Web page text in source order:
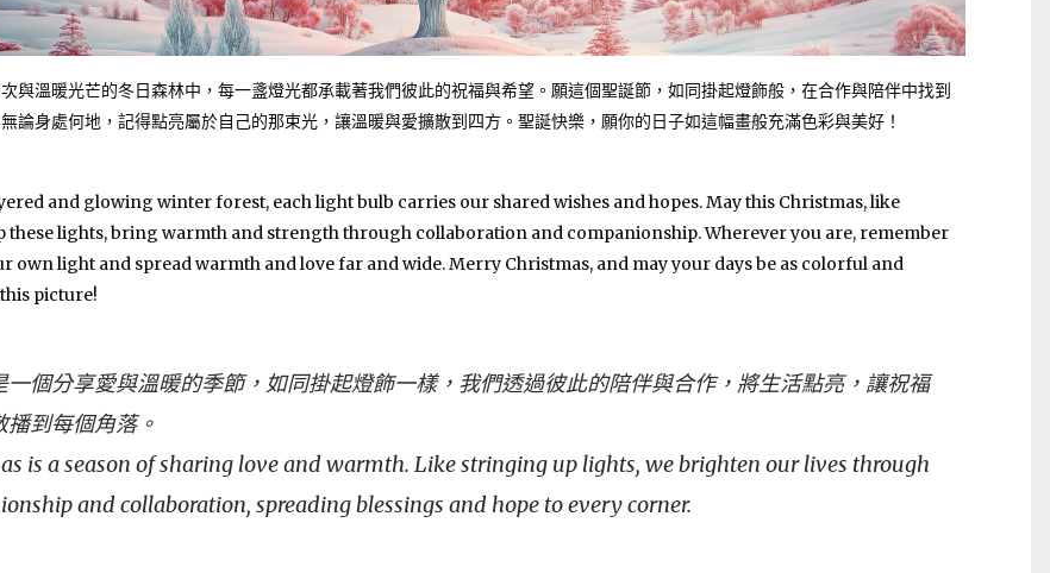
與溫暖光芒的冬日森林中，每一盞燈光都承載著我們彼此的祝福與希望。願這個聖誕節，如同掛起燈飾般，在合作與陪伴中找到
論身處何地，記得點亮屬於自己的那束光，讓溫暖與愛擴散到四方。聖誕快樂，願你的日子如這幅畫般充滿色彩與美好！
and glowing winter forest, each light bulb carries our shared wishes and hopes. May this Christmas, like
these lights, bring warmth and strength through collaboration and companionship. Wherever you are, remember
own light and spread warmth and love far and wide. Merry Christmas, and may your days be as colorful and
picture!
一個分享愛與溫暖的季節，如同掛起燈飾一樣，我們透過彼此的陪伴與合作，將生活點亮，讓祝福
播到每個角落。
is a season of sharing love and warmth. Like stringing up lights, we brighten our lives through
and collaboration, spreading blessings and hope to every corner.